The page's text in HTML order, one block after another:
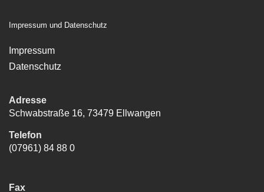
Impressum und Datenschutz
Impressum
Datenschutz
Adresse
Schwabstraße 16, 73479 Ellwangen
Telefon
(07961) 84 88 0
Fax